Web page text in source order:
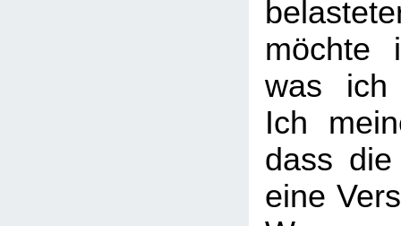
möchte
was ich
Ich
dass die
eine